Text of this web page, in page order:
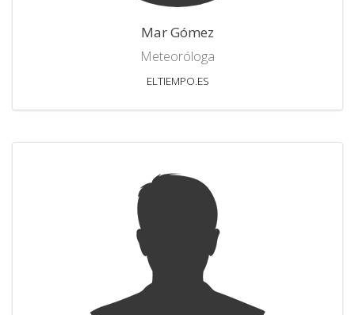
Mar Gómez
Meteoróloga
ELTIEMPO.ES